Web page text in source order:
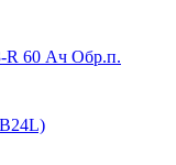
R 60 Ач Обр.п.